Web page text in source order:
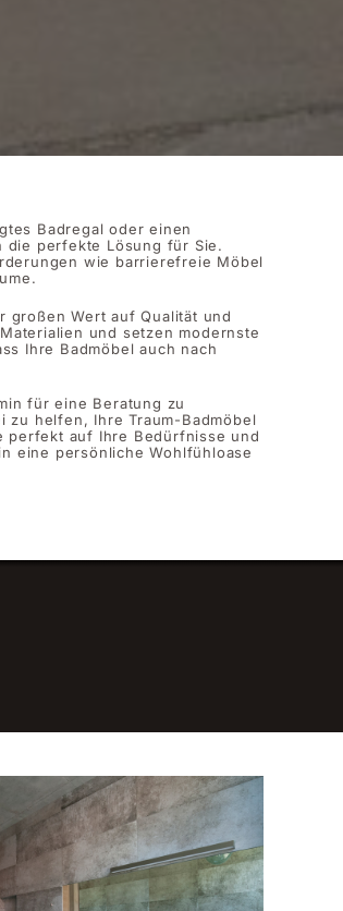
Badregal oder einen
die perfekte Lösung für Sie.
wie barrierefreie Möbel
großen Wert auf Qualität und
und setzen modernste
Ihre Badmöbel auch nach
für eine Beratung zu
helfen, Ihre Traum-Badmöbel
perfekt auf Ihre Bedürfnisse und
eine persönliche Wohlfühloase